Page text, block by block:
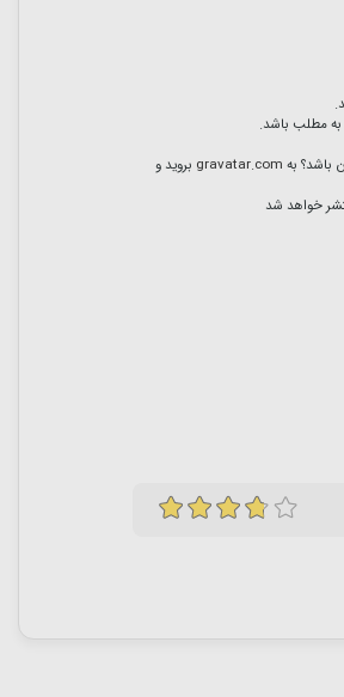
به مطلب باشد.
باشد؟ به gravatar.com بروید و
خواهد شد